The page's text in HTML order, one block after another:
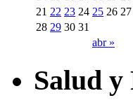
abr »
21 22 23 24 25 26 27
28 29 30 31
Salud y